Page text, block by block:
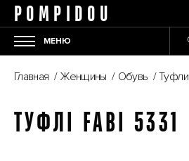
POMPIDOU
МЕНЮ
Главная / Женщины / Обувь / Туфли
ТУФЛІ FABI 5331